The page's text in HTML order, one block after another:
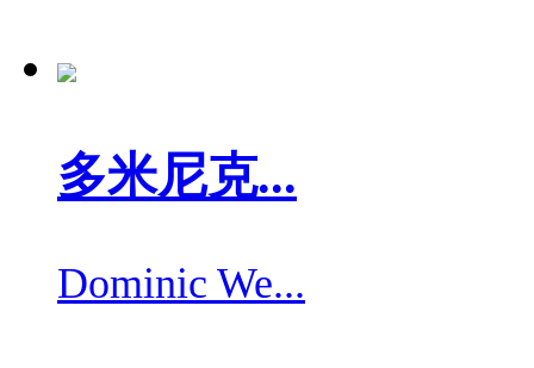
多米尼克...
Dominic We...